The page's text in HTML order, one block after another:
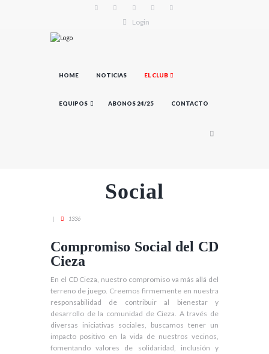
Login
HOME NOTICIAS EL CLUB
EQUIPOS ABONOS 24/25 CONTACTO
Social
1336
Compromiso Social del CD
Cieza
En el CD Cieza, nuestro compromiso va más allá del
terreno de juego. Creemos firmemente en nuestra
responsabilidad de contribuir al bienestar y
desarrollo de la comunidad de Cieza. A través de
diversas iniciativas sociales, buscamos tener un
impacto positivo en la vida de nuestros vecinos,
fomentando valores de solidaridad, inclusión y